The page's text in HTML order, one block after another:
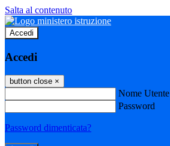
Salta al contenuto
Accedi
Accedi
button close ×
Nome Utente
Password
Password dimenticata?